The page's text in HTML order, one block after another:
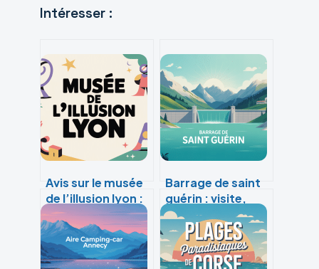
Intéresser :
Avis sur le musée
de l’illusion lyon :
ce qu’il faut
vraiment savoir
Barrage de saint
guérin : visite,
randonnée et
panorama alpin